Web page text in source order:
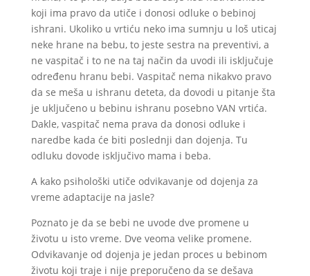
koji ima pravo da utiče i donosi odluke o bebinoj
ishrani. Ukoliko u vrtiću neko ima sumnju u loš uticaj
neke hrane na bebu, to jeste sestra na preventivi, a
ne vaspitač i to ne na taj način da uvodi ili isključuje
određenu hranu bebi. Vaspitač nema nikakvo pravo
da se meša u ishranu deteta, da dovodi u pitanje šta
je uključeno u bebinu ishranu posebno VAN vrtića.
Dakle, vaspitač nema prava da donosi odluke i
naredbe kada će biti poslednji dan dojenja. Tu
odluku dovode isključivo mama i beba.
A kako psihološki utiče odvikavanje od dojenja za
vreme adaptacije na jasle?
Poznato je da se bebi ne uvode dve promene u
životu u isto vreme. Dve veoma velike promene.
Odvikavanje od dojenja je jedan proces u bebinom
životu koji traje i nije preporučeno da se dešava